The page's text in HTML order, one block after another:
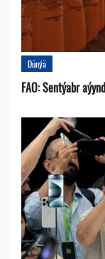
Dünýä
FAO: Sentýabr